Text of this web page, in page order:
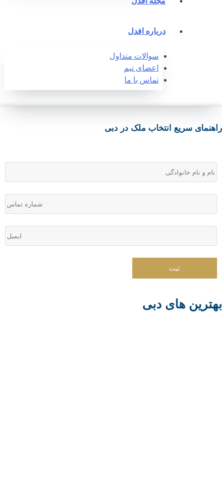
درباره افدل
سوالات متداول
اعضای تیم
تماس با ما
سریع انتخاب ملک در دبی
های دبی